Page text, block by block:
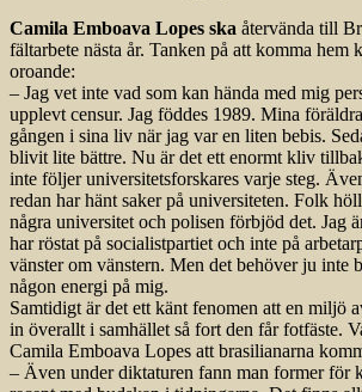
Camila Emboava Lopes ska återvända till
fältarbete nästa år. Tanken på att komma hem
oroande:
– Jag vet inte vad som kan hända med mig
upplevt censur. Jag föddes 1989. Mina
gången i sina liv när jag var en liten bebis.
blivit lite bättre. Nu är det ett enormt kliv
inte följer universitetsforskares varje steg.
redan har hänt saker på universiteten. Folk
några universitet och polisen förbjöd det. Jag
har röstat på socialistpartiet och inte på
vänster om vänstern. Men det behöver ju inte
någon energi på mig.
Samtidigt är det ett känt fenomen att en miljö
in överallt i samhället så fort den får fotfäste.
Camila Emboava Lopes att brasilianarna
– Även under diktaturen fann man former för